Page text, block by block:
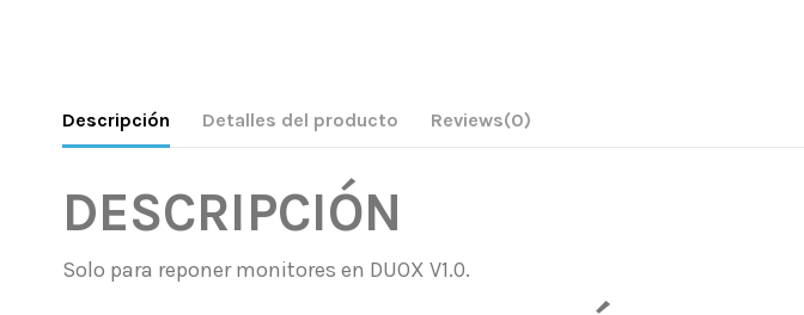
Descripción Detalles del producto Reviews(0)
DESCRIPCIÓN
Solo para reponer monitores en DUOX V1.0.